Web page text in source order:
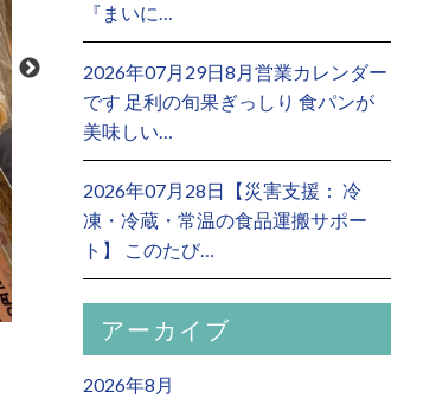
『まいに…
2026年07月29日8月営業カレンダー
です 足利の旬果ぎっしり 食パンが
美味しい…
2026年07月28日【災害支援： 冷
凍・冷蔵・常温の食品運搬サポー
ト】 このたび…
アーカイブ
2026年8月